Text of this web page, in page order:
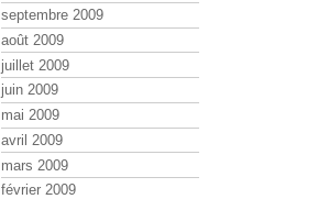
septembre 2009
août 2009
juillet 2009
juin 2009
mai 2009
avril 2009
mars 2009
février 2009